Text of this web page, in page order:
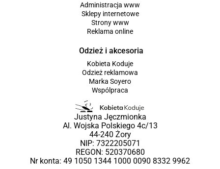
Administracja www
Sklepy internetowe
Strony www
Reklama online
Odzież i akcesoria
Kobieta Koduje
Odzież reklamowa
Marka Soyero
Wspólpraca
Justyna Jęczmionka
Al. Wojska Polskiego 4c/13
44-240 Żory
NIP: 7322205071
REGON: 520370680
Nr konta: 49 1050 1344 1000 0090 8332 9962